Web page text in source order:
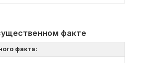
факте
факта: